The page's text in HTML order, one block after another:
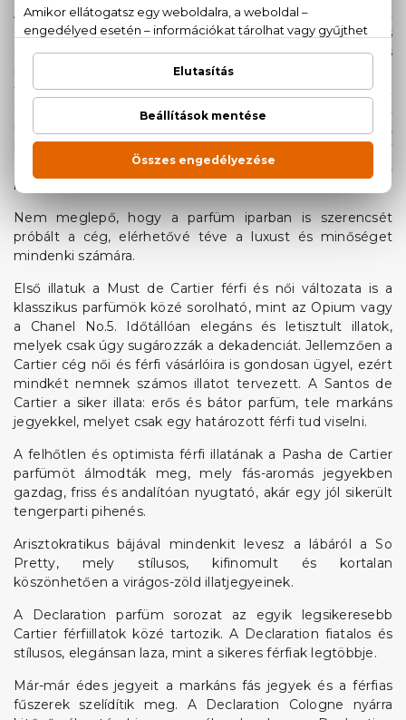
Az 1847-ben alapított francia cég 3 testvér tehetségét
dicséri, akik számos királyi udvart láttak el mesés
ékszereikkel. Amellett, hogy ékszereiken egzotikus
motívumok fedezhetőek fel, a Cartier testvérek nevéhez
fűződik maga a karóra feltalálása , valamint a platina mint
ékszer alapanyag felhasználása is! A legmagasabb luxust
képviseli minden Cartier ékszer és óra, így nem meglepő,
hogy rengeteg sztár, mint például Uma Thurman vagy
Pierce Brosnan előszeretettel visel Cartier parfümöket,
kiegészítőket.
Nem meglepő, hogy a parfüm iparban is szerencsét
próbált a cég, elérhetővé téve a luxust és minőséget
mindenki számára.
Első illatuk a Must de Cartier férfi és női változata is a
klasszikus parfümök közé sorolható, mint az Opium vagy
a Chanel No.5. Időtállóan elegáns és letisztult illatok,
melyek csak úgy sugározzák a dekadenciát. Jellemzően a
Cartier cég női és férfi vásárlóira is gondosan ügyel, ezért
mindkét nemnek számos illatot tervezett. A Santos de
Cartier a siker illata: erős és bátor parfüm, tele markáns
jegyekkel, melyet csak egy határozott férfi tud viselni.
A felhőtlen és optimista férfi illatának a Pasha de Cartier
parfümöt álmodták meg, mely fás-aromás jegyekben
gazdag, friss és andalítóan nyugtató, akár egy jól sikerült
tengerparti pihenés.
Arisztokratikus bájával mindenkit levesz a lábáról a So
Pretty, mely stílusos, kifinomult és kortalan
köszönhetően a virágos-zöld illatjegyeinek.
A Declaration parfüm sorozat az egyik legsikeresebb
Cartier férfiillatok közé tartozik. A Declaration fiatalos és
stílusos, elegánsan laza, mint a sikeres férfiak legtöbbje.
Már-már édes jegyeit a markáns fás jegyek és a férfias
fűszerek szelídítik meg. A Declaration Cologne nyárra